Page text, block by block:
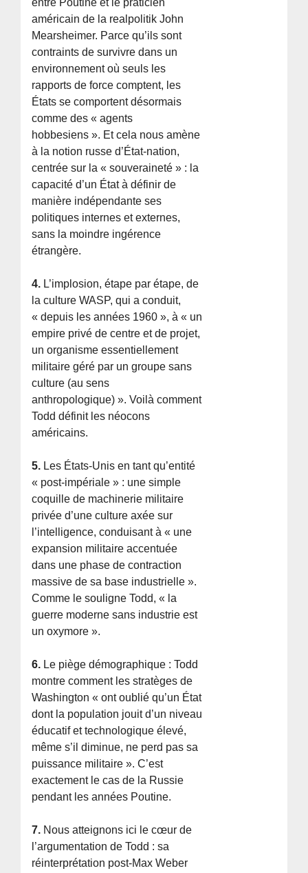
entre Poutine et le praticien
américain de la realpolitik John
Mearsheimer. Parce qu’ils sont
contraints de survivre dans un
environnement où seuls les
rapports de force comptent, les
États se comportent désormais
comme des « agents
hobbesiens ». Et cela nous amène
à la notion russe d’État-nation,
centrée sur la « souveraineté » : la
capacité d’un État à définir de
manière indépendante ses
politiques internes et externes,
sans la moindre ingérence
étrangère.
4. L’implosion, étape par étape, de
la culture WASP, qui a conduit,
« depuis les années 1960 », à « un
empire privé de centre et de projet,
un organisme essentiellement
militaire géré par un groupe sans
culture (au sens
anthropologique) ». Voilà comment
Todd définit les néocons
américains.
5. Les États-Unis en tant qu’entité
« post-impériale » : une simple
coquille de machinerie militaire
privée d’une culture axée sur
l’intelligence, conduisant à « une
expansion militaire accentuée
dans une phase de contraction
massive de sa base industrielle ».
Comme le souligne Todd, « la
guerre moderne sans industrie est
un oxymore ».
6. Le piège démographique : Todd
montre comment les stratèges de
Washington « ont oublié qu’un État
dont la population jouit d’un niveau
éducatif et technologique élevé,
même s’il diminue, ne perd pas sa
puissance militaire ». C’est
exactement le cas de la Russie
pendant les années Poutine.
7. Nous atteignons ici le cœur de
l’argumentation de Todd : sa
réinterprétation post-Max Weber